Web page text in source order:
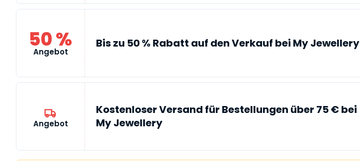
50 %
Angebot
Bis zu 50 % Rabatt auf den Verkauf bei My Jewellery
Angebot
Kostenloser Versand für Bestellungen über 75 € bei
My Jewellery